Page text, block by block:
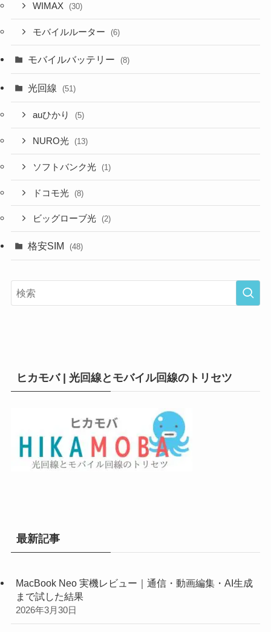
WIMAX (30)
モバイルルーター (6)
モバイルバッテリー (8)
光回線 (51)
auひかり (5)
NURO光 (13)
ソフトバンク光 (1)
ドコモ光 (8)
ビッグローブ光 (2)
格安SIM (48)
ヒカモバ | 光回線とモバイル回線のトリセツ
最新記事
MacBook Neo 実機レビュー｜通信・動画編集・AI生成
まで試した結果
2026年3月30日